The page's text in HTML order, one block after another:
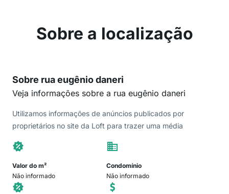
Sobre a localização
Sobre rua eugênio daneri
Veja informações sobre a rua eugênio daneri
Utilizamos informações de anúncios publicados por
proprietários no site da Loft para trazer uma média
Valor do m²
Não informado
Condomínio
Não informado